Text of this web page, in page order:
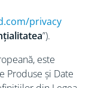
privacy
”).
este
Produse și Date